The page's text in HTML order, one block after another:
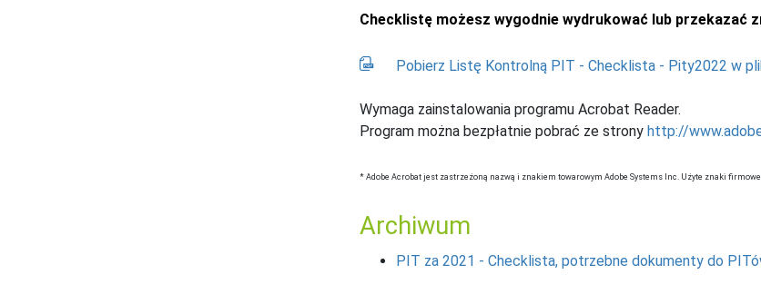
Checklistę możesz wygodnie wydrukować lub przekazać
Pobierz Listę Kontrolną PIT - Checklista - Pity2022 w
Wymaga zainstalowania programu Acrobat Reader.
Program można bezpłatnie pobrać ze strony http://
* Adobe Acrobat jest zastrzeżoną nazwą i znakiem towarowym Adobe Systems Inc. Użyte znaki
Archiwum
PIT za 2021 - Checklista, potrzebne dokumenty do